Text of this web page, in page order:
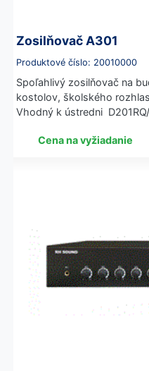
Zosilňovač A301
Produktové číslo: 20010000
Spoľahlivý zosilňovač na
kostolov, školského
Vhodný k ústredni
Cena na vyžiadanie